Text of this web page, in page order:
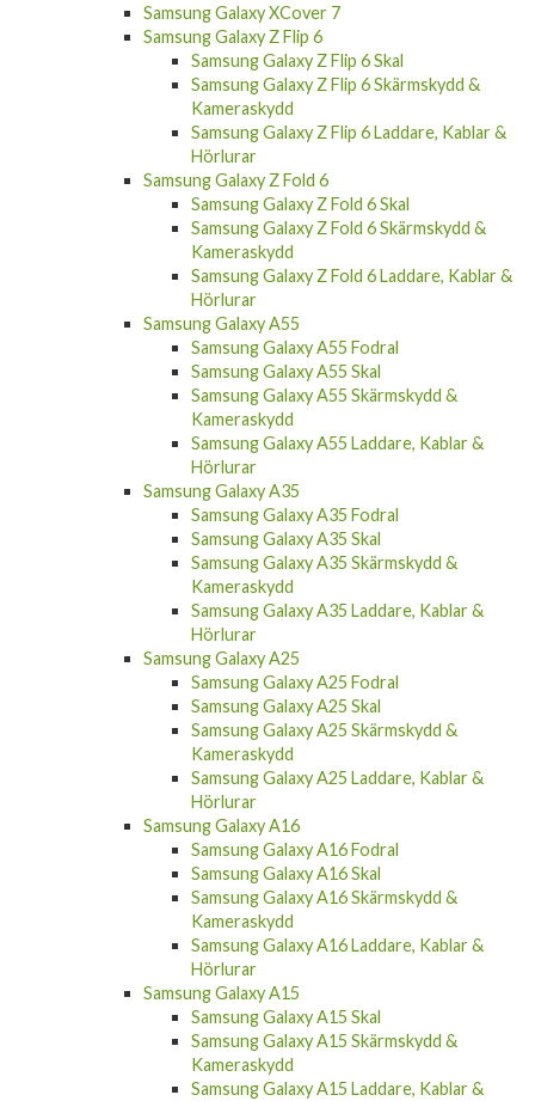
Samsung Galaxy XCover 7
Samsung Galaxy Z Flip 6
Samsung Galaxy Z Flip 6 Skal
Samsung Galaxy Z Flip 6 Skärmskydd &
Kameraskydd
Samsung Galaxy Z Flip 6 Laddare, Kablar &
Hörlurar
Samsung Galaxy Z Fold 6
Samsung Galaxy Z Fold 6 Skal
Samsung Galaxy Z Fold 6 Skärmskydd &
Kameraskydd
Samsung Galaxy Z Fold 6 Laddare, Kablar &
Hörlurar
Samsung Galaxy A55
Samsung Galaxy A55 Fodral
Samsung Galaxy A55 Skal
Samsung Galaxy A55 Skärmskydd &
Kameraskydd
Samsung Galaxy A55 Laddare, Kablar &
Hörlurar
Samsung Galaxy A35
Samsung Galaxy A35 Fodral
Samsung Galaxy A35 Skal
Samsung Galaxy A35 Skärmskydd &
Kameraskydd
Samsung Galaxy A35 Laddare, Kablar &
Hörlurar
Samsung Galaxy A25
Samsung Galaxy A25 Fodral
Samsung Galaxy A25 Skal
Samsung Galaxy A25 Skärmskydd &
Kameraskydd
Samsung Galaxy A25 Laddare, Kablar &
Hörlurar
Samsung Galaxy A16
Samsung Galaxy A16 Fodral
Samsung Galaxy A16 Skal
Samsung Galaxy A16 Skärmskydd &
Kameraskydd
Samsung Galaxy A16 Laddare, Kablar &
Hörlurar
Samsung Galaxy A15
Samsung Galaxy A15 Skal
Samsung Galaxy A15 Skärmskydd &
Kameraskydd
Samsung Galaxy A15 Laddare, Kablar &